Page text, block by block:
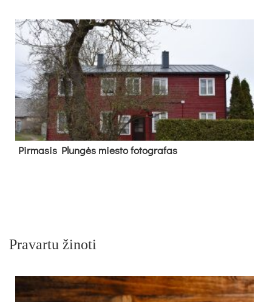
Pir­ma­sis Plun­gės mies­to fo­tog­ra­fas
Pravartu žinoti